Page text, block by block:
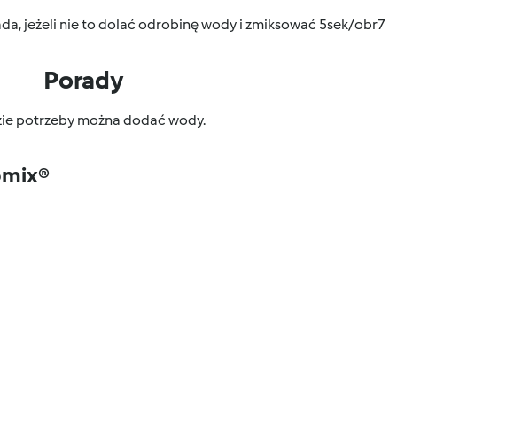
jeżeli nie to dolać odrobinę wody i zmiksować 5sek/obr7
Porady
potrzeby można dodać wody.